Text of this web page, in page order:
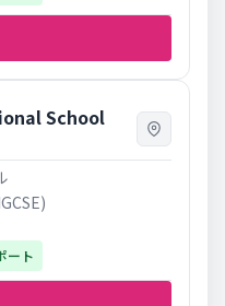
School
ート